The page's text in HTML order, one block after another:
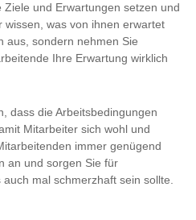
und Erwartungen setzen und
was von ihnen erwartet
aus, sondern nehmen Sie
Ihre Erwartung wirklich
dass die Arbeitsbedingungen
Mitarbeiter sich wohl und
immer genügend
an und sorgen Sie für
mal schmerzhaft sein sollte.